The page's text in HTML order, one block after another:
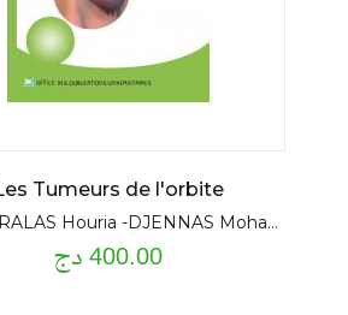
Tumeurs de l'orbite
Houria -DJENNAS Mohamed
400.00 دج